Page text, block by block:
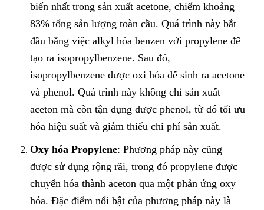
biến nhất trong sản xuất acetone, chiếm khoảng
83% tổng sản lượng toàn cầu. Quá trình này bắt
đầu bằng việc alkyl hóa benzen với propylene để
tạo ra isopropylbenzene. Sau đó,
isopropylbenzene được oxi hóa để sinh ra acetone
và phenol. Quá trình này không chỉ sản xuất
aceton mà còn tận dụng được phenol, từ đó tối ưu
hóa hiệu suất và giảm thiểu chi phí sản xuất.
Oxy hóa Propylene: Phương pháp này cũng
được sử dụng rộng rãi, trong đó propylene được
chuyển hóa thành aceton qua một phản ứng oxy
hóa. Đặc điểm nổi bật của phương pháp này là